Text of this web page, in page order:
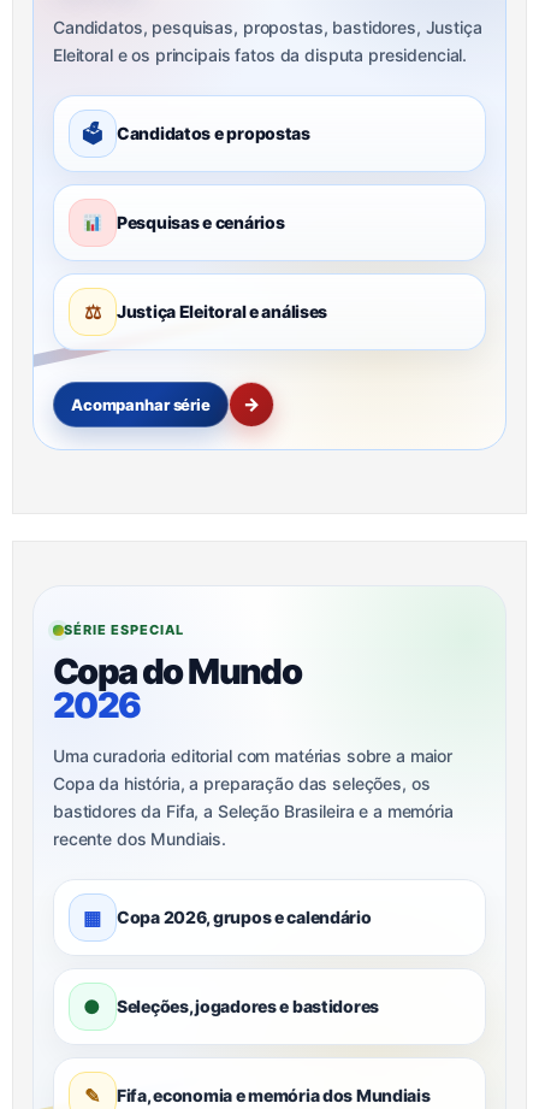
Candidatos, pesquisas, propostas, bastidores, Justiça
Eleitoral e os principais fatos da disputa presidencial.
🗳 Candidatos e propostas
Pesquisas e cenários
⚖ Justiça Eleitoral e análises
Acompanhar série →
SÉRIE ESPECIAL
Copa do Mundo
2026
Uma curadoria editorial com matérias sobre a maior
Copa da história, a preparação das seleções, os
bastidores da Fifa, a Seleção Brasileira e a memória
recente dos Mundiais.
▦ Copa 2026, grupos e calendário
● Seleções, jogadores e bastidores
✎ Fifa, economia e memória dos Mundiais